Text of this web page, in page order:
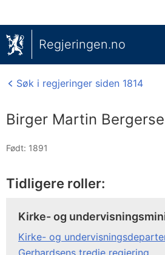
Regjeringen.no
Søk i regjeringer siden 1814
Birger Martin
Født: 1891
Tidligere roller:
Kirke- og
Kirke- og
Gerhardsens tredje regjering